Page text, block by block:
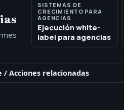
SISTEMAS DE
CRECIMIENTO PARA
AGENCIAS
Ejecución white-
label para agencias
/ Acciones relacionadas